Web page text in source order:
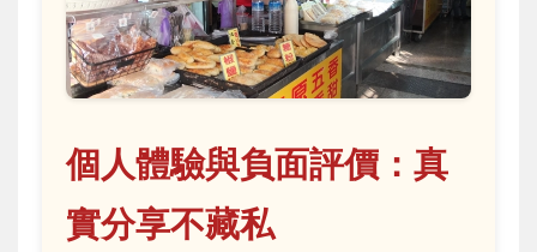
個人體驗與負面評價：真
實分享不藏私